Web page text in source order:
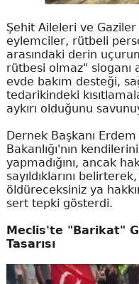
Şehit Aileleri ve
eylemciler, rütbeli
arasındaki derin
rütbesi olmaz" sloganı
evde bakım desteği,
tedarikindeki
aykırı olduğunu
Dernek Başkanı
Bakanlığı'nın
yapmadığını, ancak
sayıldıklarını
öldüreceksiniz ya
sert tepki gösterdi.
Meclis'te "Barikat"
Tasarısı